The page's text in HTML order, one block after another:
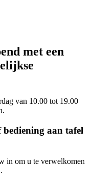
met een
van 10.00 tot 19.00
aan tafel
in om u te verwelkomen